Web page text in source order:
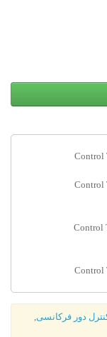
Control
Control
Control
Control
دور فرکانسی,